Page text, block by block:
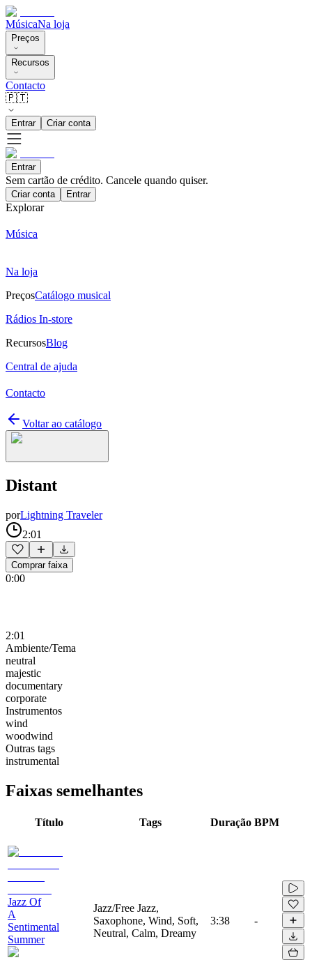
MúsicaNa loja
Preços
Recursos
Contacto
🇵🇹
Entrar Criar conta
Entrar
Sem cartão de crédito. Cancele quando quiser.
Criar conta Entrar
Explorar
Música
Na loja
PreçosCatálogo musical
Rádios In-store
RecursosBlog
Central de ajuda
Contacto
Voltar ao catálogo
Distant
porLightning Traveler
2:01
Comprar faixa
0:00
2:01
Ambiente/Tema
neutral
majestic
documentary
corporate
Instrumentos
wind
woodwind
Outras tags
instrumental
Faixas semelhantes
Título Tags Duração BPM
Jazz Of
A
Sentimental
Summer
Jazz/Free Jazz,
Saxophone, Wind, Soft,
Neutral, Calm, Dreamy
3:38 -